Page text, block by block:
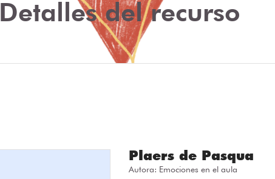
Detalles del recurso
Plaers de Pasqua
Autora: Emociones en el aula